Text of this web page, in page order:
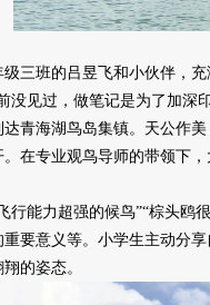
班的吕昱飞和小伙伴，充
没见过，做笔记是为了加深
海湖鸟岛集镇。天公作美
在专业观鸟导师的带领下
能力超强的候鸟”“棕头鸥
要意义等。小学生主动分
的姿态。